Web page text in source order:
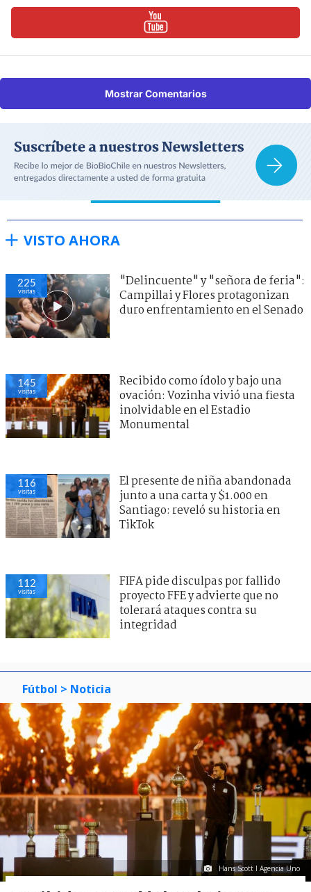
Mostrar Comentarios
VISTO AHORA
225
visitas
"Delincuente" y "señora de feria":
Campillai y Flores protagonizan
duro enfrentamiento en el Senado
145
visitas
Recibido como ídolo y bajo una
ovación: Vozinha vivió una fiesta
inolvidable en el Estadio
Monumental
116
visitas
El presente de niña abandonada
junto a una carta y $1.000 en
Santiago: reveló su historia en
TikTok
112
visitas
FIFA pide disculpas por fallido
proyecto FFE y advierte que no
tolerará ataques contra su
integridad
Fútbol > Noticia
Hans Scott I Agencia Uno